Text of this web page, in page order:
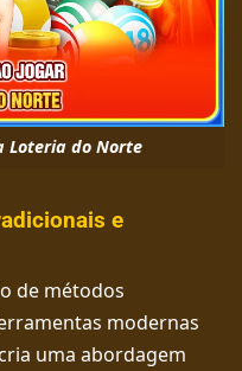
Loteria do Norte
e
de métodos
modernas
uma abordagem